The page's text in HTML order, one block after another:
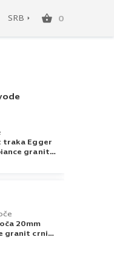
SRB 0
traka Egger
granit
20mm
granit crni